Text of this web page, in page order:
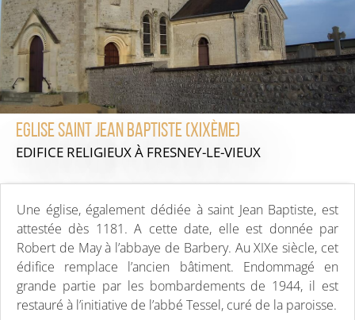
Eglise Saint Jean Baptiste (XIXème)
EDIFICE RELIGIEUXÀ FRESNEY-LE-VIEUX
Une église, également dédiée à saint Jean Baptiste, est
attestée dès 1181. A cette date, elle est donnée par
Robert de May à l’abbaye de Barbery. Au XIXe siècle, cet
édifice remplace l’ancien bâtiment. Endommagé en
grande partie par les bombardements de 1944, il est
restauré à l’initiative de l’abbé Tessel, curé de la paroisse.